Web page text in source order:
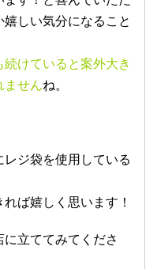
しい気分になること
けていると案外大き
ませんね。
ジ袋を使用している
ば嬉しく思います！
立ててみてくださ